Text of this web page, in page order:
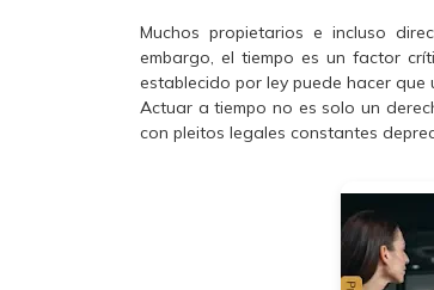
Muchos propietarios e incluso
embargo, el tiempo es un factor
establecido por ley puede hacer que
Actuar a tiempo no es solo un
con pleitos legales constantes